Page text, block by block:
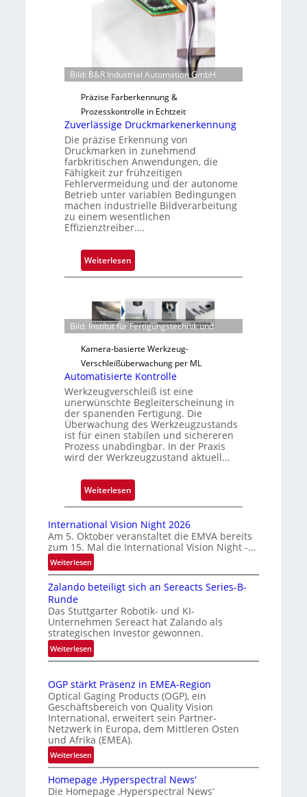
a
i
l
o
e
r
t
i
g
u
n
g
a
u
s
Bild: B&R Industrial Automation GmbH
Präzise Farberkennung &
Prozesskontrolle in Echtzeit
Zuverlässige Druckmarkenerkennung
Die präzise Erkennung von
Druckmarken in zunehmend
farbkritischen Anwendungen, die
Fähigkeit zur frühzeitigen
Fehlervermeidung und der autonome
Betrieb unter variablen Bedingungen
machen industrielle Bildverarbeitung
zu einem wesentlichen
Effizienztreiber.…
Weiterlesen
Z
v
e
r
l
ä
s
s
g
e
D
r
k
a
r
e
n
e
r
k
n
u
n
g
Bild: Institut für Fertigungstechnik und
Kamera-basierte Werkzeug-
Verschleißüberwachung per ML
Automatisierte Kontrolle
Werkzeugverschleiß ist eine
unerwünschte Begleiterscheinung in
der spanenden Fertigung. Die
Überwachung des Werkzeugzustands
ist für einen stabilen und sichereren
Prozess unabdingbar. In der Praxis
wird der Werkzeugzustand aktuell…
Weiterlesen
A
t
o
a
t
i
s
i
r
e
K
o
n
o
l
International Vision Night 2026
Am 5. Oktober veranstaltet die EMVA bereits
zum 15. Mal die International Vision Night -…
Weiterlesen:
I
n
e
r
n
a
o
n
a
V
i
s
i
Zalando beteiligt sich an Sereacts Series-B-
Runde
Das Stuttgarter Robotik- und KI-
Unternehmen Sereact hat Zalando als
strategischen Investor gewonnen.
Weiterlesen:
Z
l
a
n
d
o
e
t
e
OGP stärkt Präsenz in EMEA-Region
Optical Gaging Products (OGP), ein
Geschäftsbereich von Quality Vision
International, erweitert sein Partner-
Netzwerk in Europa, dem Mittleren Osten
und Afrika (EMEA).
Weiterlesen:
O
G
P
Homepage ‚Hyperspectral News‘
Die Homepage ‚Hyperspectral News‘